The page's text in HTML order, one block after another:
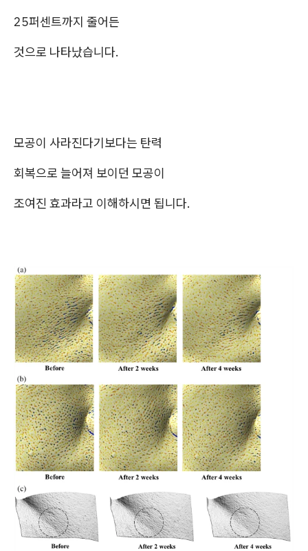
25퍼센트까지 줄어든
것으로 나타났습니다.
모공이 사라진다기보다는 탄력
회복으로 늘어져 보이던 모공이
조여진 효과라고 이해하시면 됩니다.